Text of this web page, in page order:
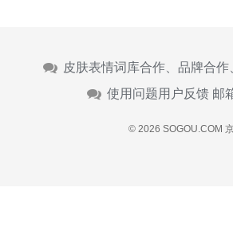
皮肤表情词库合作、品牌合
使用问题用户反馈 邮
© 2026 SOGOU.COM